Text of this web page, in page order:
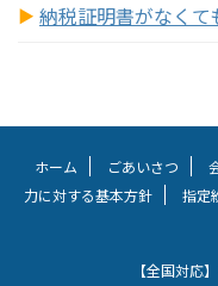
納税証明書がなくて
ホーム ごあいさつ
力に対する基本方針
指定
【全国対応